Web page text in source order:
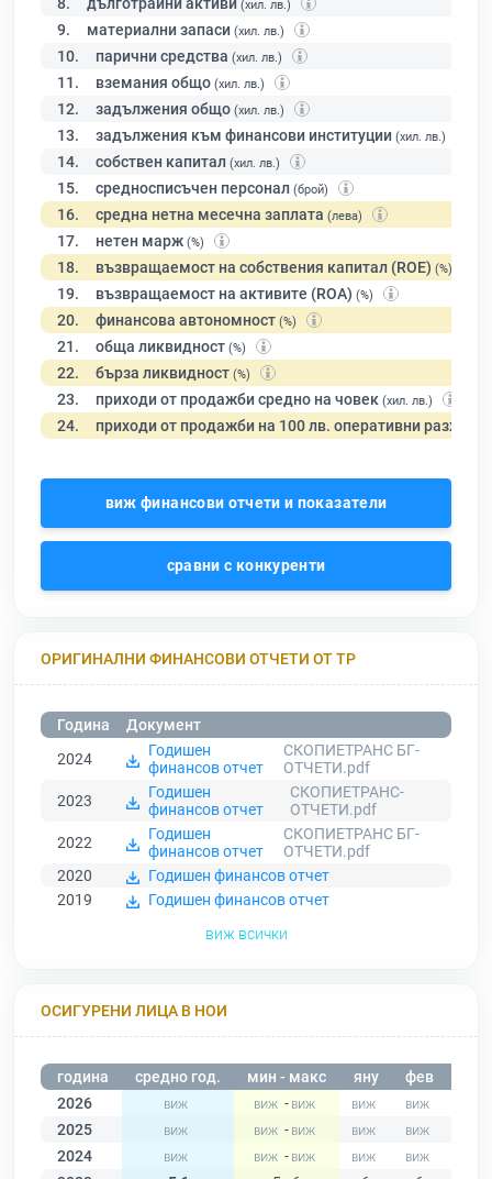
8. дълготрайни активи (хил. лв.)
9. материални запаси (хил. лв.)
10. парични средства (хил. лв.)
11. вземания общо (хил. лв.)
12. задължения общо (хил. лв.)
13. задължения към финансови институции (хил. лв.)
14. собствен капитал (хил. лв.)
15. средносписъчен персонал (брой)
16. средна нетна месечна заплата (лева)
17. нетен марж (%)
18. възвращаемост на собствения капитал (ROE) (%)
19. възвращаемост на активите (ROA) (%)
20. финансова автономност (%)
21. обща ликвидност (%)
22. бърза ликвидност (%)
23. приходи от продажби средно на човек (хил. лв.)
24. приходи от продажби на 100 лв. оперативни разходи
виж финансови отчети и показатели
сравни с конкуренти
ОРИГИНАЛНИ ФИНАНСОВИ ОТЧЕТИ ОТ ТР
Година
Документ
2024
Годишен
финансов отчет
СКОПИЕТРАНС БГ-
ОТЧЕТИ.pdf
2023
Годишен
финансов отчет
СКОПИЕТРАНС-
ОТЧЕТИ.pdf
2022
Годишен
финансов отчет
СКОПИЕТРАНС БГ-
ОТЧЕТИ.pdf
2020
Годишен финансов отчет
2019
Годишен финансов отчет
виж всички
ОСИГУРЕНИ ЛИЦА В НОИ
година средно год. мин - макс яну фев
2026
-
2025
-
2024
-